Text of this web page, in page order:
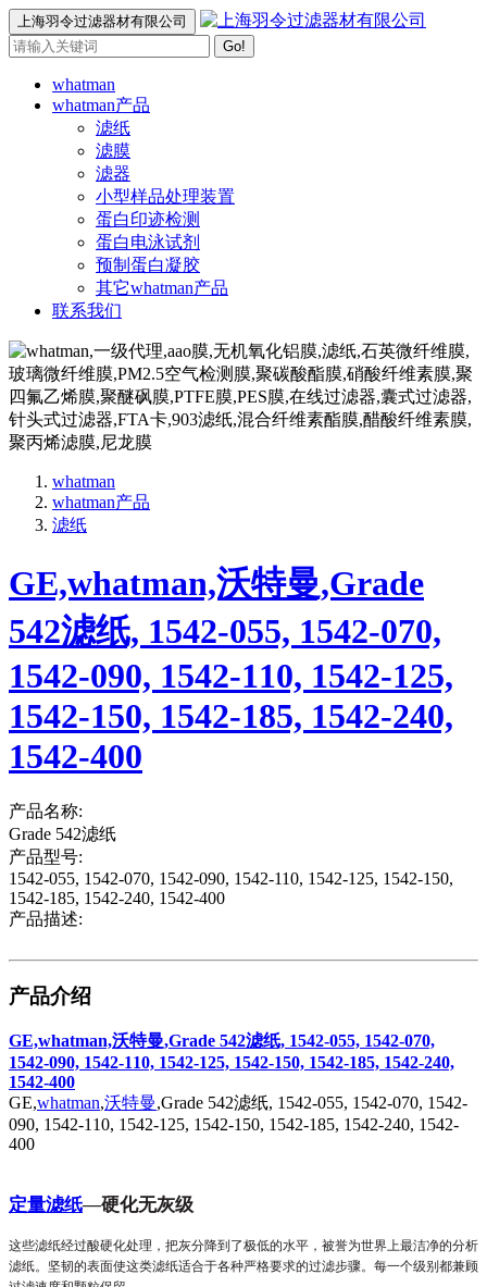
上海羽令过滤器材有限公司
Go!
whatman
whatman产品
滤纸
滤膜
滤器
小型样品处理装置
蛋白印迹检测
蛋白电泳试剂
预制蛋白凝胶
其它whatman产品
联系我们
whatman
whatman产品
滤纸
GE,whatman,沃特曼,Grade
542滤纸, 1542-055, 1542-070,
1542-090, 1542-110, 1542-125,
1542-150, 1542-185, 1542-240,
1542-400
产品名称:
Grade 542滤纸
产品型号:
1542-055, 1542-070, 1542-090, 1542-110, 1542-125, 1542-150,
1542-185, 1542-240, 1542-400
产品描述:
产品介绍
GE,whatman,沃特曼,Grade 542滤纸, 1542-055, 1542-070,
1542-090, 1542-110, 1542-125, 1542-150, 1542-185, 1542-240,
1542-400
GE,whatman,沃特曼,Grade 542滤纸, 1542-055, 1542-070, 1542-
090, 1542-110, 1542-125, 1542-150, 1542-185, 1542-240, 1542-
400
定量滤纸―硬化无灰级
这些滤纸经过酸硬化处理，把灰分降到了极低的水平，被誉为世界上最洁净的分析
滤纸。坚韧的表面使这类滤纸适合于各种严格要求的过滤步骤。每一个级别都兼顾